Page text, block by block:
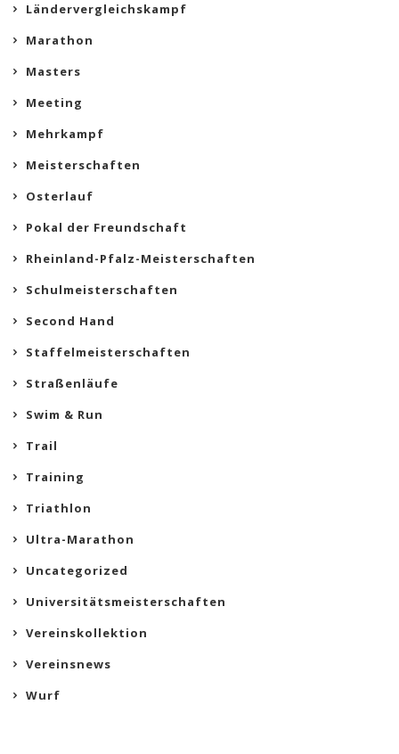
Ländervergleichskampf
Marathon
Masters
Meeting
Mehrkampf
Meisterschaften
Osterlauf
Pokal der Freundschaft
Rheinland-Pfalz-Meisterschaften
Schulmeisterschaften
Second Hand
Staffelmeisterschaften
Straßenläufe
Swim & Run
Trail
Training
Triathlon
Ultra-Marathon
Uncategorized
Universitätsmeisterschaften
Vereinskollektion
Vereinsnews
Wurf